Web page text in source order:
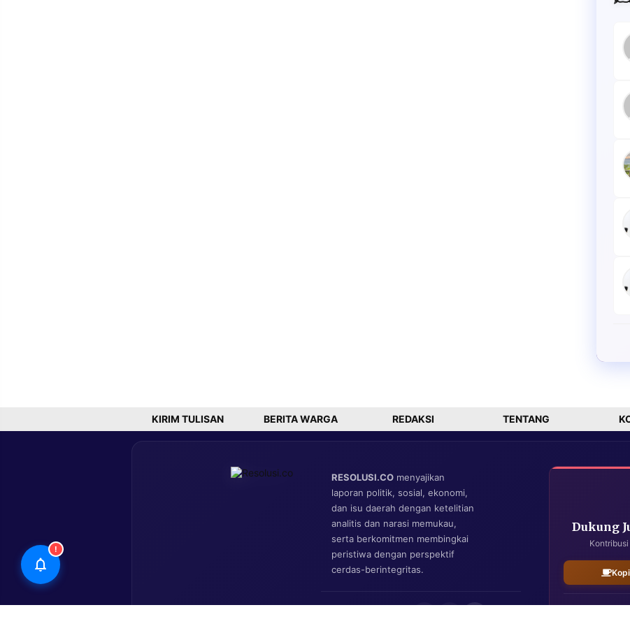
KIRIM TULISAN BERITA WARGA REDAKSI TENTANG
RESOLUSI.CO menyajikan
laporan politik, sosial, ekonomi,
dan isu daerah dengan ketelitian
analitis dan narasi memukau,
serta berkomitmen membingkai
peristiwa dengan perspektif
cerdas-berintegritas.
Dukung
Kopi
!